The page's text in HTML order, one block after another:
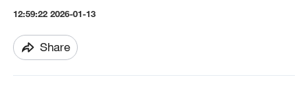
12:59:22 2026-01-13
Share